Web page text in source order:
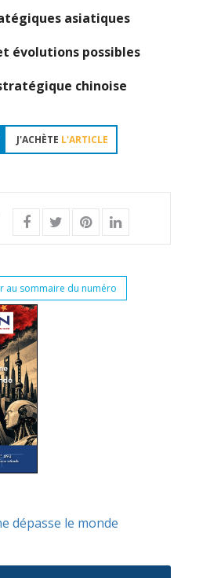
asiatiques
évolutions possibles
chinoise
J'ACHÈTE L'ARTICLE
au sommaire du numéro
dépasse le monde